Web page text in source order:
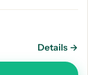
Details →